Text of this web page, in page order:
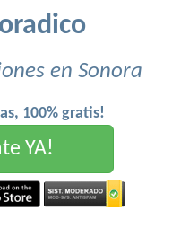
en Sonora
100% gratis!
YA!